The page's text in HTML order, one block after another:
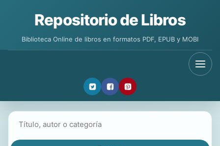
Repositorio de Libros
Biblioteca Online de libros en formatos PDF, EPUB y MOBI